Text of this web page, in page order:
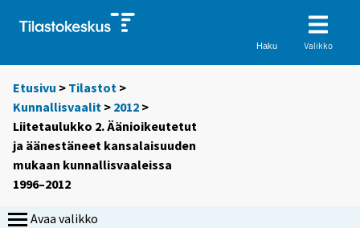
Haku Valikko
Etusivu > Tilastot >
Kunnallisvaalit > 2012 >
Liitetaulukko 2. Äänioikeutetut
ja äänestäneet kansalaisuuden
mukaan kunnallisvaaleissa
1996–2012
Avaa valikko